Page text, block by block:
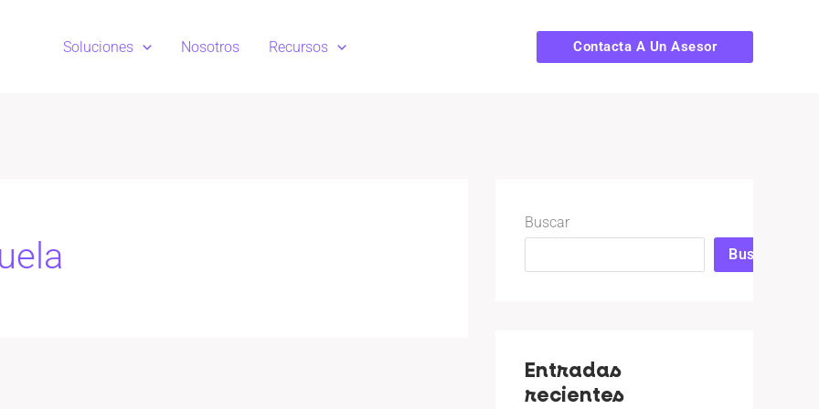
Soluciones Nosotros Recursos Contacta A Un Asesor
Buscar
Buscar
Entradas
recientes